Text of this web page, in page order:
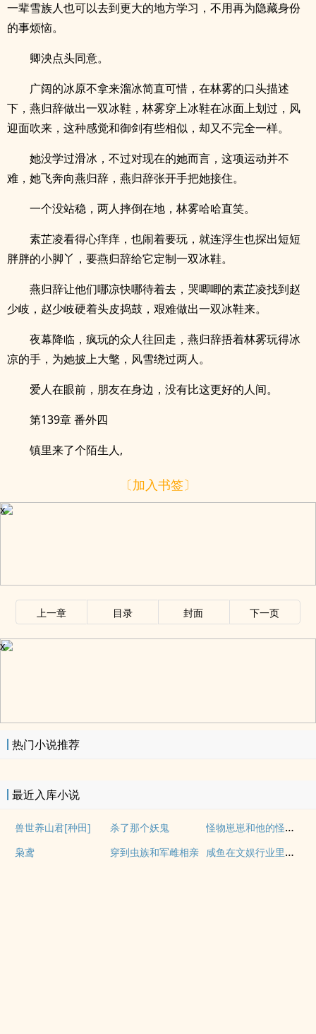
一辈雪族人也可以去到更大的地方学习，不用再为隐藏身份
的事烦恼。
卿泱点头同意。
广阔的冰原不拿来溜冰简直可惜，在林雾的口头描述
下，燕归辞做出一双冰鞋，林雾穿上冰鞋在冰面上划过，风
迎面吹来，这种感觉和御剑有些相似，却又不完全一样。
她没学过滑冰，不过对现在的她而言，这项运动并不
难，她飞奔向燕归辞，燕归辞张开手把她接住。
一个没站稳，两人摔倒在地，林雾哈哈直笑。
素芷凌看得心痒痒，也闹着要玩，就连浮生也探出短短
胖胖的小脚丫，要燕归辞给它定制一双冰鞋。
燕归辞让他们哪凉快哪待着去，哭唧唧的素芷凌找到赵
少岐，赵少岐硬着头皮捣鼓，艰难做出一双冰鞋来。
夜幕降临，疯玩的众人往回走，燕归辞捂着林雾玩得冰
凉的手，为她披上大氅，风雪绕过两人。
爱人在眼前，朋友在身边，没有比这更好的人间。
第139章 番外四
镇里来了个陌生人,
〔加入书签〕
x
上一章 目录 封面 下一页
x
热门小说推荐
最近入库小说
兽世养山君[种田] 杀了那个妖鬼 怪物崽崽和他的怪物监护人
枭鸢 穿到虫族和军雌相亲 咸鱼在文娱行业里疯狂内卷